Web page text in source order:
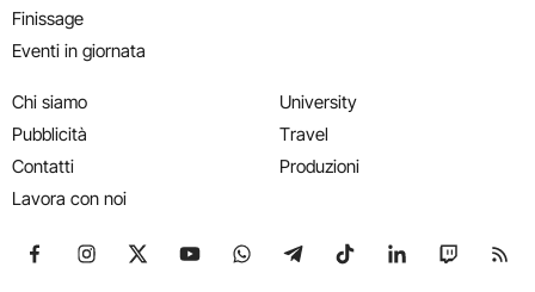
Finissage
Eventi in giornata
Chi siamo
Pubblicità
Contatti
Lavora con noi
University
Travel
Produzioni
Seguici su Facebook
Seguici su Instagram
Seguici su X
Seguici su YouTube
Seguici su WhatsApp
Seguici su Telegram
Seguici su TikTok
Seguici su
Seguici